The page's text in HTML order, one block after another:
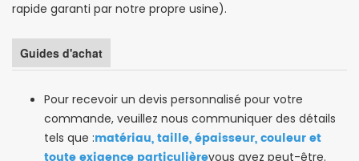
rapide garanti par notre propre usine).
Guides d'achat
Pour recevoir un devis personnalisé pour votre
commande, veuillez nous communiquer des détails
tels que :matériau, taille, épaisseur, couleur et
vous avez peut-être.